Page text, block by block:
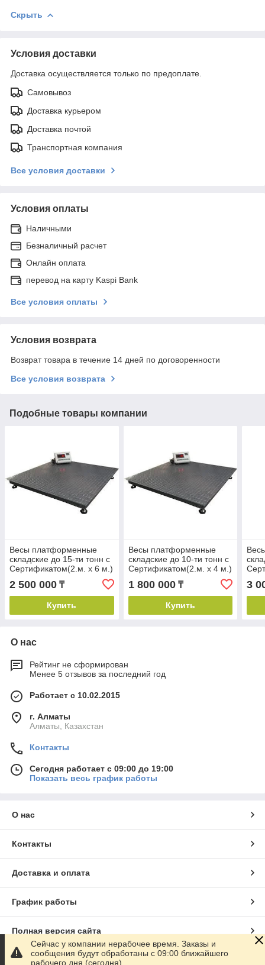
Скрыть
Условия доставки
Доставка осуществляется только по предоплате.
Самовывоз
Доставка курьером
Доставка почтой
Транспортная компания
Все условия доставки
Условия оплаты
Наличными
Безналичный расчет
Онлайн оплата
перевод на карту Kaspi Bank
Все условия оплаты
Условия возврата
Возврат товара в течение 14 дней по договоренности
Все условия возврата
Подобные товары компании
Весы платформенные
складские до 15-ти тонн с
Сертификатом(2.м. х 6 м.)
2 500 000 ₸
Купить
Весы платформенные
складские до 10-ти тонн с
Сертификатом(2.м. х 4 м.)
1 800 000₸
Купить
3
О нас
Рейтинг не сформирован
Менее 5 отзывов за последний год
Работает с 10.02.2015
г. Алматы
Алматы, Казахстан
Контакты
Сегодня работает с 09:00 до 19:00
Показать весь график работы
О нас
Контакты
Доставка и оплата
График работы
Полная версия сайта
Сайт создан на маркетплейсе
Сейчас у компании нерабочее время. Заказы и
сообщения будут обработаны с 09:00 ближайшего
рабочего дня (сегодня)